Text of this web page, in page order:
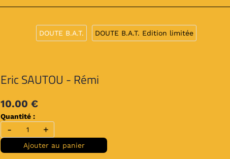
DOUTE B.A.T. DOUTE B.A.T. Edition limitée
Eric SAUTOU - Rémi
10.00 €
Quantité :
- +
Ajouter au panier